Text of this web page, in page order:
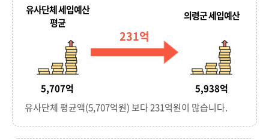
5,707억
231억
5,938억
유사단체 평균액(5,707억원) 보다 231억원이 많습니다.